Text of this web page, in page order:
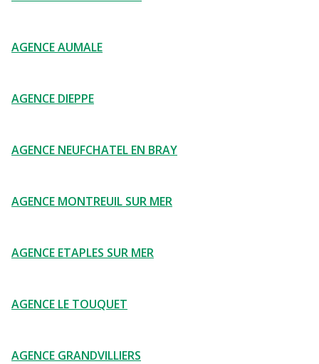
AGENCE AUMALE
AGENCE DIEPPE
AGENCE NEUFCHATEL EN BRAY
AGENCE MONTREUIL SUR MER
AGENCE ETAPLES SUR MER
AGENCE LE TOUQUET
AGENCE GRANDVILLIERS